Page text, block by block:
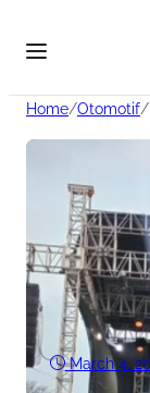
Home/Otomotif/
March 4,